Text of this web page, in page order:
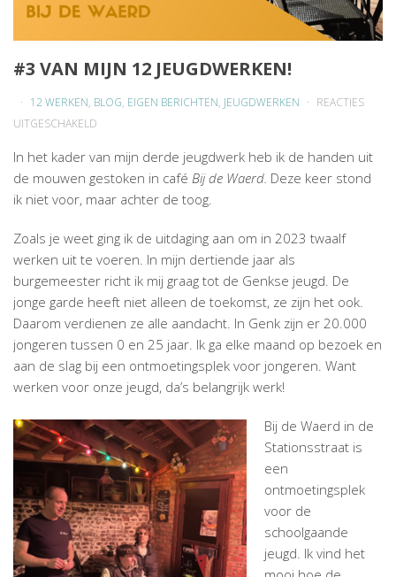
#3 VAN MIJN 12 JEUGDWERKEN!
12 WERKEN, BLOG, EIGEN BERICHTEN, JEUGDWERKEN
REACTIES
UITGESCHAKELD
VAN
MIJN
12
In het kader van mijn derde jeugdwerk heb ik de handen uit
de mouwen gestoken in café Bij de Waerd. Deze keer stond
ik niet voor, maar achter de toog.
Zoals je weet ging ik de uitdaging aan om in 2023 twaalf
werken uit te voeren. In mijn dertiende jaar als
burgemeester richt ik mij graag tot de Genkse jeugd. De
jonge garde heeft niet alleen de toekomst, ze zijn het ook.
Daarom verdienen ze alle aandacht. In Genk zijn er 20.000
jongeren tussen 0 en 25 jaar. Ik ga elke maand op bezoek en
aan de slag bij een ontmoetingsplek voor jongeren. Want
werken voor onze jeugd, da’s belangrijk werk!
Bij de Waerd in de
Stationsstraat is
een
ontmoetingsplek
voor de
schoolgaande
jeugd. Ik vind het